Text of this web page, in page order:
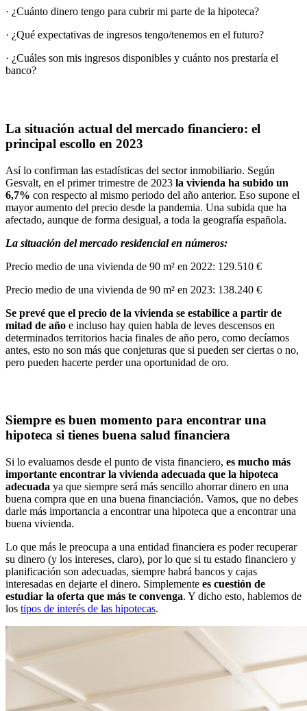
· ¿Cuánto dinero tengo para cubrir mi parte de la hipoteca?
· ¿Qué expectativas de ingresos tengo/tenemos en el futuro?
· ¿Cuáles son mis ingresos disponibles y cuánto nos prestaría el
banco?
La situación actual del mercado financiero: el
principal escollo en 2023
Así lo confirman las estadísticas del sector inmobiliario. Según
Gesvalt, en el primer trimestre de 2023 la vivienda ha subido un
6,7% con respecto al mismo periodo del año anterior. Eso supone el
mayor aumento del precio desde la pandemia. Una subida que ha
afectado, aunque de forma desigual, a toda la geografía española.
La situación del mercado residencial en números:
Precio medio de una vivienda de 90 m² en 2022: 129.510 €
Precio medio de una vivienda de 90 m² en 2023: 138.240 €
Se prevé que el precio de la vivienda se estabilice a partir de
mitad de año e incluso hay quien habla de leves descensos en
determinados territorios hacia finales de año pero, como decíamos
antes, esto no son más que conjeturas que si pueden ser ciertas o no,
pero pueden hacerte perder una oportunidad de oro.
Siempre es buen momento para encontrar una
hipoteca si tienes buena salud financiera
Si lo evaluamos desde el punto de vista financiero, es mucho más
importante encontrar la vivienda adecuada que la hipoteca
adecuada ya que siempre será más sencillo ahorrar dinero en una
buena compra que en una buena financiación. Vamos, que no debes
darle más importancia a encontrar una hipoteca que a encontrar una
buena vivienda.
Lo que más le preocupa a una entidad financiera es poder recuperar
su dinero (y los intereses, claro), por lo que si tu estado financiero y
planificación son adecuadas, siempre habrá bancos y cajas
interesadas en dejarte el dinero. Simplemente es cuestión de
estudiar la oferta que más te convenga. Y dicho esto, hablemos de
los tipos de interés de las hipotecas.